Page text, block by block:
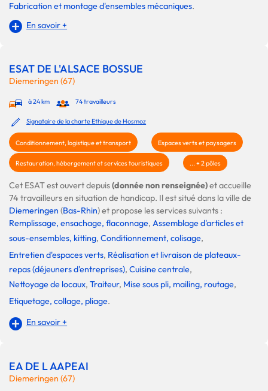
Fabrication et montage d'ensembles mécaniques.
En savoir +
ESAT DE L'ALSACE BOSSUE
Diemeringen (67)
à 24 km 74 travailleurs
Signataire de la charte Ethique de Hosmoz
Conditionnement, logistique et transport Espaces verts et paysagers
Restauration, hébergement et services touristiques ... + 2 pôles
Cet ESAT est ouvert depuis(donnée non renseignée)et accueille
74 travailleurs en situation de handicap. Il est situé dans la ville de
Diemeringen (Bas-Rhin) et propose les services suivants :
Remplissage, ensachage, flaconnage, Assemblage d'articles et
sous-ensembles, kitting, Conditionnement, colisage,
Entretien d'espaces verts, Réalisation et livraison de plateaux-
repas (déjeuners d'entreprises), Cuisine centrale,
Nettoyage de locaux, Traiteur, Mise sous pli, mailing, routage,
Etiquetage, collage, pliage.
En savoir +
EA DE L AAPEAI
Diemeringen (67)